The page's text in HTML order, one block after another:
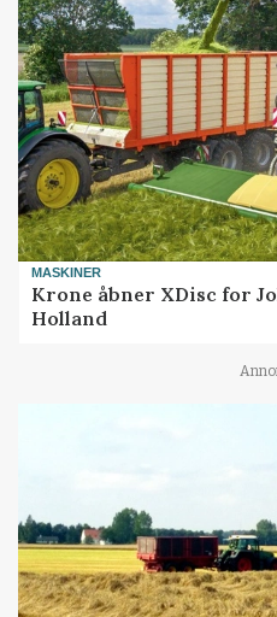
MASKINER
Krone åbner XDisc for
Holland